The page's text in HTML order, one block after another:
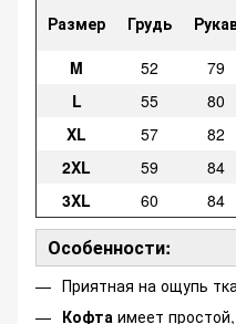
Размер Грудь
M
52 79
L
55 80
XL
57 82
2XL
59 84
3XL
60 84
Особенности:
Приятная на ощупь
Кофта имеет